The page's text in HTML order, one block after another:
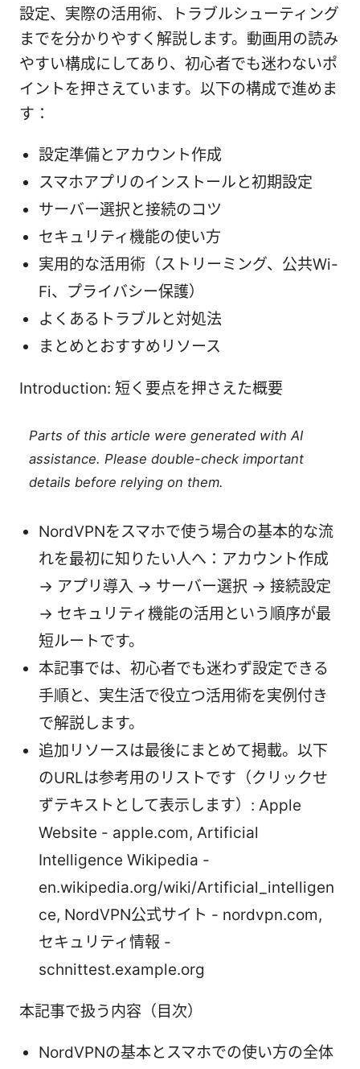
設定、実際の活用術、トラブルシューティング
までを分かりやすく解説します。動画用の読み
やすい構成にしてあり、初心者でも迷わないポ
イントを押さえています。以下の構成で進めま
す：
設定準備とアカウント作成
スマホアプリのインストールと初期設定
サーバー選択と接続のコツ
セキュリティ機能の使い方
実用的な活用術（ストリーミング、公共Wi-
Fi、プライバシー保護）
よくあるトラブルと対処法
まとめとおすすめリソース
Introduction: 短く要点を押さえた概要
Parts of this article were generated with AI
assistance. Please double-check important
details before relying on them.
NordVPNをスマホで使う場合の基本的な流
れを最初に知りたい人へ：アカウント作成
→ アプリ導入 → サーバー選択 → 接続設定
→ セキュリティ機能の活用という順序が最
短ルートです。
本記事では、初心者でも迷わず設定できる
手順と、実生活で役立つ活用術を実例付き
で解説します。
追加リソースは最後にまとめて掲載。以下
のURLは参考用のリストです（クリックせ
ずテキストとして表示します）: Apple
Website - apple.com, Artificial
Intelligence Wikipedia -
en.wikipedia.org/wiki/Artificial_intelligen
ce, NordVPN公式サイト - nordvpn.com,
セキュリティ情報 -
schnittest.example.org
本記事で扱う内容（目次）
NordVPNの基本とスマホでの使い方の全体